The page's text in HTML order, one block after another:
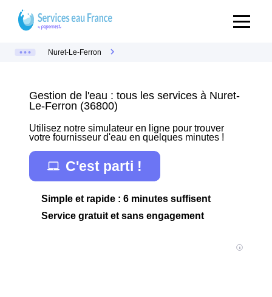
Nuret-Le-Ferron
Gestion de l'eau : tous les services à Nuret-
Le-Ferron (36800)
Utilisez notre simulateur en ligne pour trouver
votre fournisseur d'eau en quelques minutes !
C'est parti !
Simple et rapide : 6 minutes suffisent
Service gratuit et sans engagement